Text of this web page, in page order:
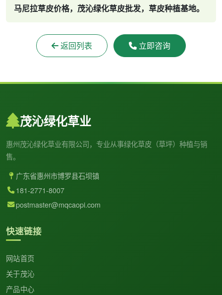
马尼拉草皮价格，茂沁绿化草皮批发，草皮种植基地。
返回列表 立即咨询
茂沁绿化草业
惠州茂沁绿化草业有限公司，专业从事绿化草皮（草坪）种植与销
售。
广东省惠州市博罗县石坝镇
181-2771-8007
postmaster@mqcaopi.com
快速链接
网站首页
关于茂沁
产品中心